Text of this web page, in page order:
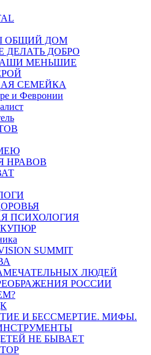
ОБЩИЙ ДОМ
ДЕЛАТЬ ДОБРО
МЕНЬШИЕ
СЕМЕЙКА
и Февронии
НРАВОВ
ПСИХОЛОГИЯ
КУПЮР
SUMMIT
ЛЮДЕЙ
РОССИИ
И БЕССМЕРТИЕ. МИФЫ.
НЕ БЫВАЕТ